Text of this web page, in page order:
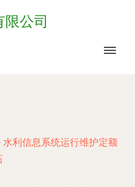
公司
水利信息系统运行维护定额